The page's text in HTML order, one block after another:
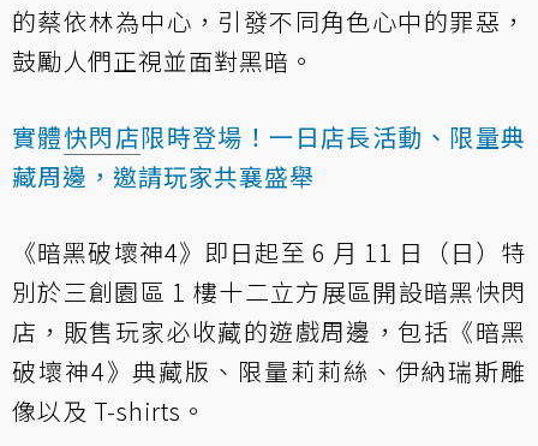
的蔡依林為中心，引發不同角色心中的罪惡，
鼓勵人們正視並面對黑暗。
實體快閃店限時登場！一日店長活動、限量典
藏周邊，邀請玩家共襄盛舉
《暗黑破壞神4》即日起至 6 月 11 日（日）特
別於三創園區 1 樓十二立方展區開設暗黑快閃
店，販售玩家必收藏的遊戲周邊，包括《暗黑
破壞神4》典藏版、限量莉莉絲、伊納瑞斯雕
像以及 T-shirts。